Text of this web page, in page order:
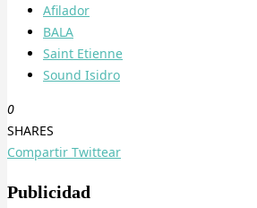
Afilador
BALA
Saint Etienne
Sound Isidro
0
SHARES
Compartir Twittear
Publicidad